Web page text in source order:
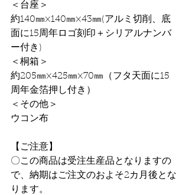
＜台座＞
約140㎜×140㎜×43㎜(アルミ切削、底
面に15周年ロゴ刻印＋シリアルナンバ
ー付き)
＜桐箱＞
約205㎜×425㎜×70㎜（フタ天面に15
周年金箔押し付き）
＜その他＞
ウコン布
【ご注意】
〇この商品は受注生産品となりますの
で、納期はご注文のおよそ2カ月後とな
ります。